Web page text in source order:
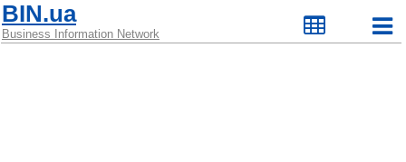
BIN.ua
Business Information Network